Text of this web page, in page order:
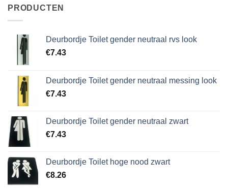
PRODUCTEN
Deurbordje Toilet gender neutraal rvs look
€7.43
Deurbordje Toilet gender neutraal messing look
€7.43
Deurbordje Toilet gender neutraal zwart
€7.43
Deurbordje Toilet hoge nood zwart
€8.26